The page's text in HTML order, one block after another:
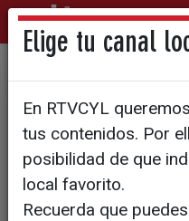
La
millones de
proteger a
de
Elige tu canal
En RTVCYL
tus contenidos. Por
posibilidad de que
local favorito.
Recuerda que